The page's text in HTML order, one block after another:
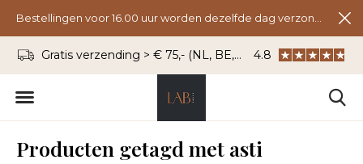
Gratis verzending > € 75,- (NL, BE, DU) WhatsApp: 06 -
4.8
Producten getagd met asti